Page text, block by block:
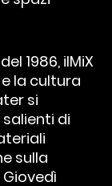
1986, ilMiX
la cultura
si
di
sulla